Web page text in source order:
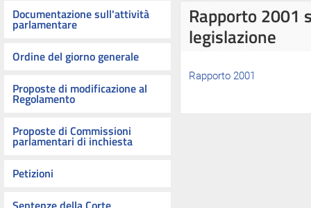
Documentazione sull'attività
parlamentare
Ordine del giorno generale
Proposte di modificazione al
Regolamento
Proposte di Commissioni
parlamentari di inchiesta
Petizioni
Rapporto 2001
legislazione
Rapporto 2001